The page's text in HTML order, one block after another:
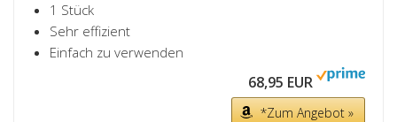
1 Stück
Sehr effizient
Einfach zu verwenden
68,95 EUR
*Zum Angebot »